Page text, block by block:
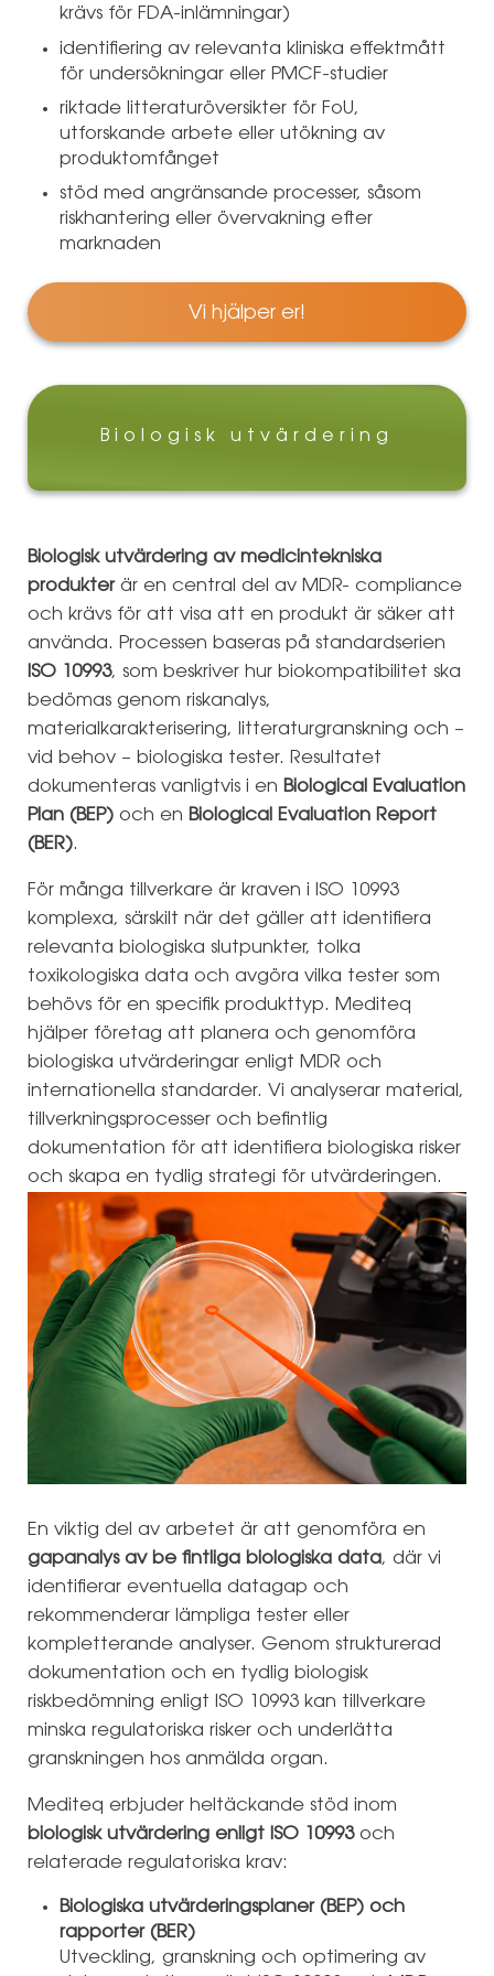
krävs för FDA-inlämningar)
identifiering av relevanta kliniska effektmått
för undersökningar eller PMCF-studier
riktade litteraturöversikter för FoU,
utforskande arbete eller utökning av
produktomfånget
stöd med angränsande processer, såsom
riskhantering eller övervakning efter
marknaden
Vi hjälper er!
Biologisk utvärdering
Biologisk utvärdering av medicintekniska
produkterär en central del av MDR- compliance
och krävs för att visa att en produkt är säker att
använda. Processen baseras på standardserien
ISO 10993, som beskriver hur biokompatibilitet ska
bedömas genom riskanalys,
materialkarakterisering, litteraturgranskning och –
vid behov – biologiska tester. Resultatet
dokumenteras vanligtvis i en Biological Evaluation
Plan (BEP)och en Biological Evaluation Report
(BER).
För många tillverkare är kraven i ISO 10993
komplexa, särskilt när det gäller att identifiera
relevanta biologiska slutpunkter, tolka
toxikologiska data och avgöra vilka tester som
behövs för en specifik produkttyp. Mediteq
hjälper företag att planera och genomföra
biologiska utvärderingar enligt MDR och
internationella standarder. Vi analyserar material,
tillverkningsprocesser och befintlig
dokumentation för att identifiera biologiska risker
och skapa en tydlig strategi för utvärderingen.
En viktig del av arbetet är att genomföra en
gapanalys av be fintliga biologiska data, där vi
identifierar eventuella datagap och
rekommenderar lämpliga tester eller
kompletterande analyser. Genom strukturerad
dokumentation och en tydlig biologisk
riskbedömning enligt ISO 10993 kan tillverkare
minska regulatoriska risker och underlätta
granskningen hos anmälda organ.
Mediteq erbjuder heltäckande stöd inom
biologisk utvärdering enligt ISO 10993och
relaterade regulatoriska krav:
Biologiska utvärderingsplaner (BEP) och
rapporter (BER)
Utveckling, granskning och optimering av